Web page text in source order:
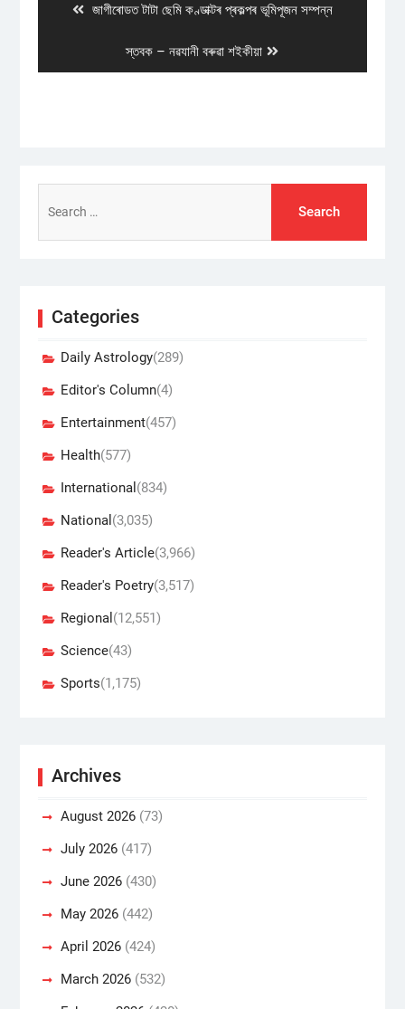
Previous
জাগীৰোডত টাটা ছেমি কণ্ডাক্টৰ প্ৰকল্পৰ ভূমিপূজন সম্পন্ন
Next
post:
স্তবক – নৱযানী বৰুৱা শইকীয়া
for:
Categories
Daily Astrology(289)
Editor's Column(4)
Entertainment(457)
Health(577)
International (834)
National (3,035)
Reader's Article(3,966)
Reader's Poetry(3,517)
Regional (12,551)
Science(43)
Sports(1,175)
Archives
August 2026(73)
July 2026(417)
June 2026(430)
May 2026(442)
April 2026(424)
March 2026(532)